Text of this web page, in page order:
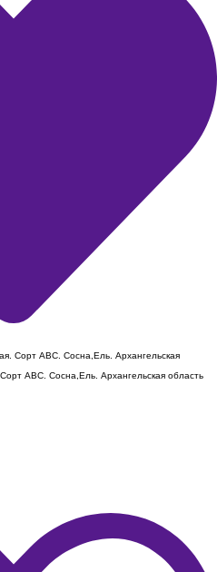
АВС. Сосна,Ель. Архангельская область